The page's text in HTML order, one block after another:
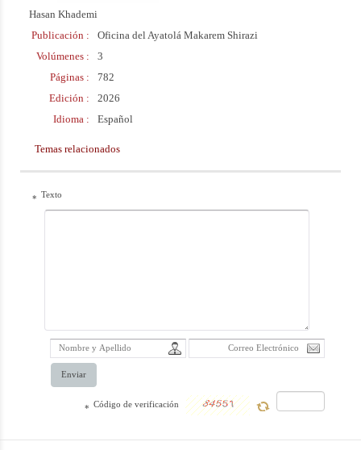
al‑Yinān” (Las
Hasan Khademi
Publicación :
Oficina del Ayatolá Makarem Shirazi
Volúmenes :
3
Páginas :
782
Edición :
2026
Idioma :
Español
Temas relacionados
* Texto
Enviar
* Código de verificación